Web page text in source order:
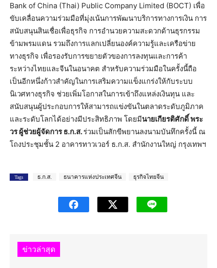
Bank of China (Thai) Public Company Limited (BOCT) เพื่อ
ขับเคลื่อนความร่วมมือที่มุ่งเน้นการพัฒนาบริการทางการเงิน การ
สนับสนุนสินเชื่อเพื่อธุรกิจ การอำนวยความสะดวกด้านธุรกรรม
ข้ามพรมแดน รวมถึงการแลกเปลี่ยนองค์ความรู้และเครือข่าย
ทางธุรกิจ เพื่อรองรับการขยายตัวของการลงทุนและการค้า
ระหว่างไทยและจีนในอนาคต สำหรับความร่วมมือในครั้งนี้ถือ
เป็นอีกหนึ่งก้าวสำคัญในการเสริมความแข็งแกร่งให้กับระบบ
นิเวศทางธุรกิจ ช่วยเพิ่มโอกาสในการเข้าถึงแหล่งเงินทุน และ
สนับสนุนผู้ประกอบการให้สามารถแข่งขันในตลาดระดับภูมิภาค
และระดับโลกได้อย่างมีประสิทธิภาพ โดยมีนายเกียรติศักดิ์ พระ
วร ผู้ช่วยผู้จัดการ ธ.ก.ส. ร่วมเป็นสักขีพยานลงนามบันทึกครั้งนี้ ณ
โถงประชุมชั้น 2 อาคารทาวเวอร์ ธ.ก.ส. สำนักงานใหญ่ กรุงเทพฯ
Tags ธ.ก.ส. ธนาคารแห่งประเทศจีน ธุรกิจไทยจีน
ข่าวล่าสุด